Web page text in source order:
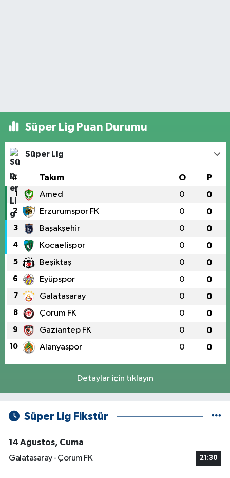
Süper Lig Puan Durumu
Süper Lig
# Takım O P
1 Amed 0 0
2 Erzurumspor FK 0 0
3 Başakşehir 0 0
4 Kocaelispor 0 0
5 Beşiktaş 0 0
6 Eyüpspor 0 0
7 Galatasaray 0 0
8 Çorum FK 0 0
9 Gaziantep FK 0 0
10 Alanyaspor 0 0
Detaylar için tıklayın
Süper Lig Fikstür
14 Ağustos, Cuma
Galatasaray - Çorum FK
21:30